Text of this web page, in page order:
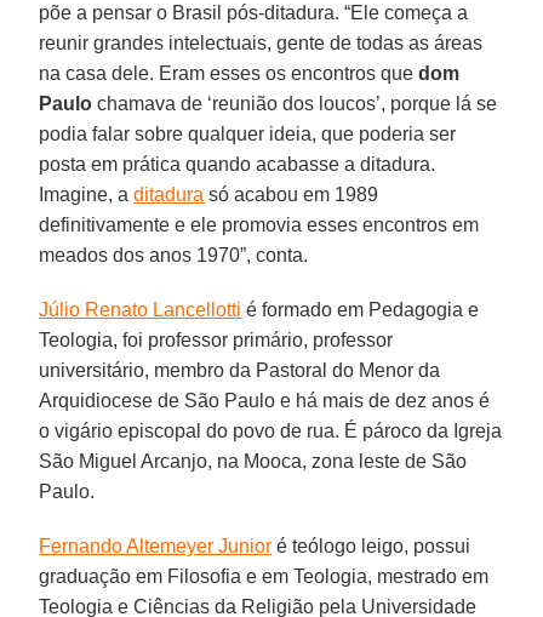
põe a pensar o Brasil pós-ditadura. “Ele começa a
reunir grandes intelectuais, gente de todas as áreas
na casa dele. Eram esses os encontros quedom
Paulo chamava de ‘reunião dos loucos’, porque lá se
podia falar sobre qualquer ideia, que poderia ser
posta em prática quando acabasse a ditadura.
Imagine, aditadura só acabou em 1989
definitivamente e ele promovia esses encontros em
meados dos anos 1970”, conta.
Júlio Renato Lancellotti é formado em Pedagogia e
Teologia, foi professor primário, professor
universitário, membro da Pastoral do Menor da
Arquidiocese de São Paulo e há mais de dez anos é
o vigário episcopal do povo de rua. É pároco da Igreja
São Miguel Arcanjo, na Mooca, zona leste de São
Paulo.
Fernando Altemeyer Junior é teólogo leigo, possui
graduação em Filosofia e em Teologia, mestrado em
Teologia e Ciências da Religião pela Universidade